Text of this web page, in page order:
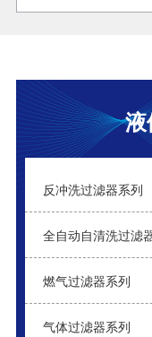
气体过滤器
袋式过滤器
自清洗过滤器
反冲洗过滤器系列
全自动自清洗过滤
燃气过滤器系列
气体过滤器系列